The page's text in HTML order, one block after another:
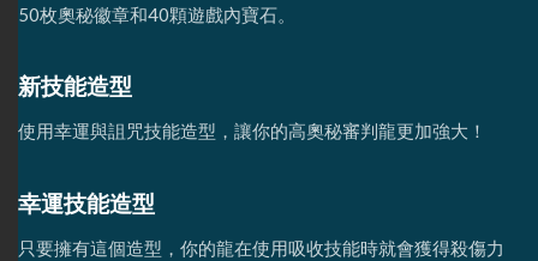
50枚奧秘徽章和40顆遊戲內寶石。
新技能造型
使用幸運與詛咒技能造型，讓你的高奧秘審判龍更加強大！
幸運技能造型
只要擁有這個造型，你的龍在使用吸收技能時就會獲得殺傷力